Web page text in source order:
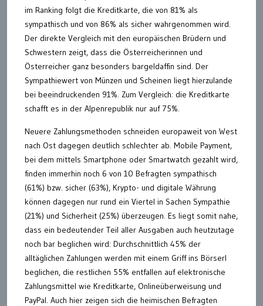
im Ranking folgt die Kreditkarte, die von 81% als
sympathisch und von 86% als sicher wahrgenommen wird.
Der direkte Vergleich mit den europäischen Brüdern und
Schwestern zeigt, dass die Österreicherinnen und
Österreicher ganz besonders bargeldaffin sind. Der
Sympathiewert von Münzen und Scheinen liegt hierzulande
bei beeindruckenden 91%. Zum Vergleich: die Kreditkarte
schafft es in der Alpenrepublik nur auf 75%.
Neuere Zahlungsmethoden schneiden europaweit von West
nach Ost dagegen deutlich schlechter ab. Mobile Payment,
bei dem mittels Smartphone oder Smartwatch gezahlt wird,
finden immerhin noch 6 von 10 Befragten sympathisch
(61%) bzw. sicher (63%), Krypto- und digitale Währung
können dagegen nur rund ein Viertel in Sachen Sympathie
(21%) und Sicherheit (25%) überzeugen. Es liegt somit nahe,
dass ein bedeutender Teil aller Ausgaben auch heutzutage
noch bar beglichen wird: Durchschnittlich 45% der
alltäglichen Zahlungen werden mit einem Griff ins Börserl
beglichen, die restlichen 55% entfallen auf elektronische
Zahlungsmittel wie Kreditkarte, Onlineüberweisung und
PayPal. Auch hier zeigen sich die heimischen Befragten